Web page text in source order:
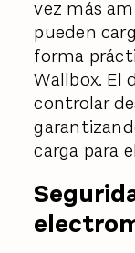
vez más
pueden
forma
Wallbox. El
controlar
carga para